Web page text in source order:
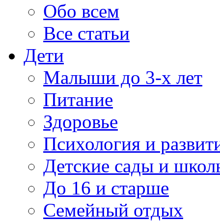
Обо всем
Все статьи
Дети
Малыши до 3-х лет
Питание
Здоровье
Психология и
Детские сады и
До 16 и старше
Семейный отдых